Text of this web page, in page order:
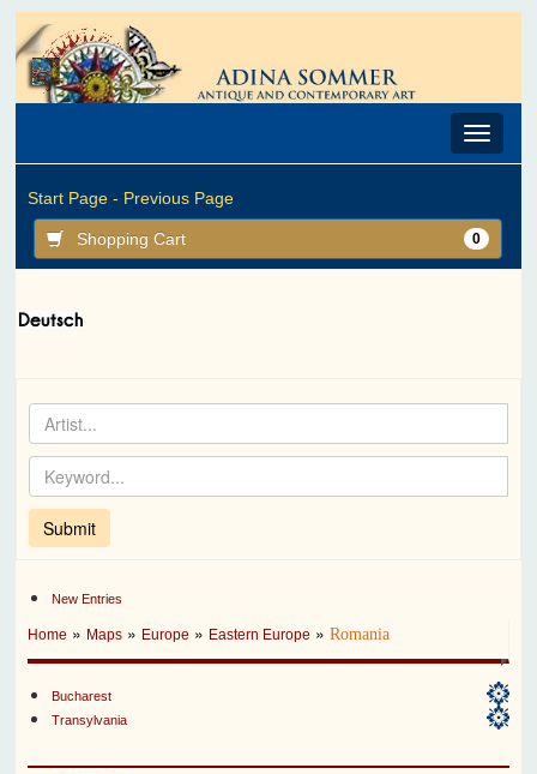
Toggle
Start Page - Previous Page
Shopping Cart 0
New Entries
Home » Maps » Europe » Eastern Europe »Romania
Bucharest
Transylvania